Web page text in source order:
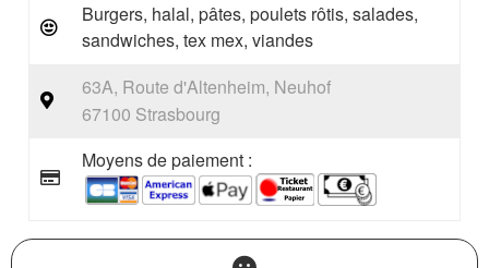
Burgers, halal, pâtes, poulets rôtis, salades,
sandwiches, tex mex, viandes
63A, Route d'Altenheim, Neuhof
67100 Strasbourg
Moyens de paiement :